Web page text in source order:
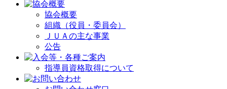
協会概要
組織（役員・委員会）
ＪＵＡの主な事業
公告
指導員資格取得について